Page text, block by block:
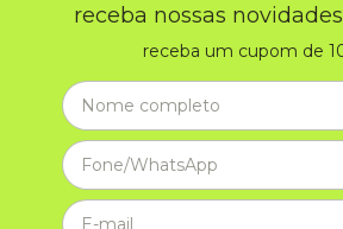
receba nossas
receba um cupom de